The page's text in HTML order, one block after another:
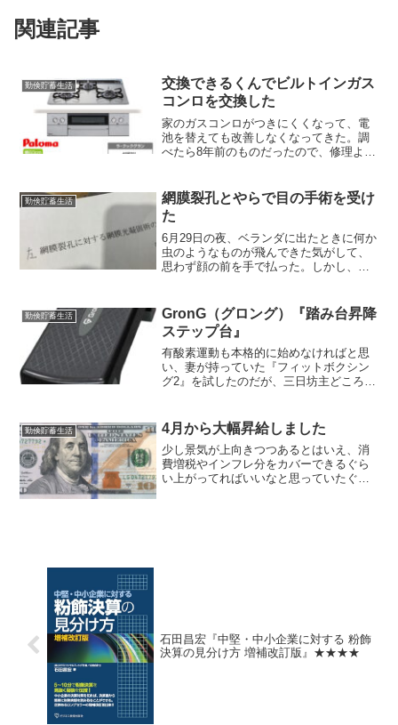
関連記事
勤倹貯蓄生活
交換できるくんでビルトインガス
コンロを交換した
家のガスコンロがつきにくくなって、電
池を替えても改善しなくなってきた。調
べたら8年前のものだったので、修理より
べ、複数のAIで相見積もり（？）を取ら
せて、その結果をもと...
勤倹貯蓄生活
網膜裂孔とやらで目の手術を受け
た
6月29日の夜、ベランダに出たときに何か
虫のようなものが飛んできた気がして、
思わず顔の前を手で払った。しかし、虫
る。微生物のような、あるいは泡が連な
ったような影が見えるタ...
勤倹貯蓄生活
GronG（グロング）『踏み台昇降
ステップ台』
有酸素運動も本格的に始めなければと思
い、妻が持っていた『フィットボクシン
グ2』を試したのだが、三日坊主どころか
台昇降に落ち着いた。動画を見たり、
Audibleのオーディオ...
勤倹貯蓄生活 4月から大幅昇給しました
少し景気が上向きつつあるとはいえ、消
費増税やインフレ分をカバーできるぐら
い上がってればいいなと思っていたぐら
石田昌宏『中堅・中小企業に対する 粉飾
決算の見分け方 増補改訂版』★★★★